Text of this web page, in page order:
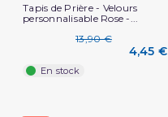
Tapis de Prière - Velours
personnalisable Rose -...
13,90 €
4,45 €
En stock